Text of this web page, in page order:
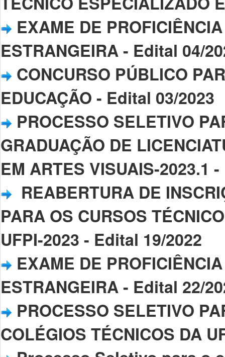
EXAME DE
ESTRANGEIRA - Edital 04/
CONCURSO PÚBLICO
EDUCAÇÃO - Edital 03/2023
PROCESSO SELETIVO
GRADUAÇÃO DE
EM ARTES VISUAIS-2023.1
REABERTURA DE
PARA OS CURSOS
UFPI-2023 - Edital 19/2022
EXAME DE
ESTRANGEIRA - Edital 22/
PROCESSO SELETIVO
COLÉGIOS TÉCNICOS DA